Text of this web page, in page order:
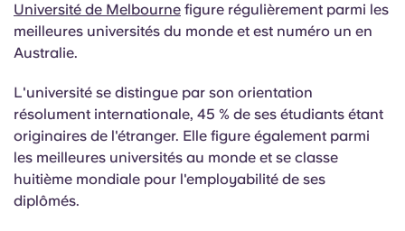
Université de Melbourne figure régulièrement parmi les
meilleures universités du monde et est numéro un en
Australie.
L'université se distingue par son orientation
résolument internationale, 45 % de ses étudiants étant
originaires de l'étranger. Elle figure également parmi
les meilleures universités au monde et se classe
huitième mondiale pour l'employabilité de ses
diplômés.